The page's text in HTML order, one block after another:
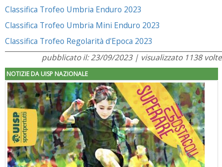
Classifica Trofeo Umbria Enduro 2023
Classifica Trofeo Umbria Mini Enduro 2023
Classifica Trofeo Regolarità d'Epoca 2023
pubblicato il: 23/09/2023 | visualizzato 1138 volte
NOTIZIE DA UISP NAZIONALE